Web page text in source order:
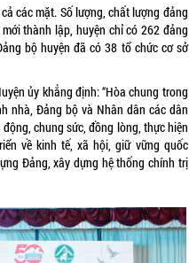
các mặt. Số lượng, chất lượng đảng
thành lập, huyện chỉ có 262 đảng
bộ huyện đã có 38 tổ chức cơ sở
ủy khẳng định: “Hòa chung trong
nhà, Đảng bộ và Nhân dân các dân
chung sức, đồng lòng, thực hiện
về kinh tế, xã hội, giữ vững quốc
Đảng, xây dựng hệ thống chính trị